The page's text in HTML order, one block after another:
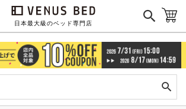
日本最大級のベッド専門店